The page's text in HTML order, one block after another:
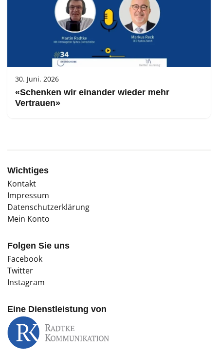
30. Juni. 2026
«Schenken wir einander wieder mehr
Vertrauen»
Wichtiges
Kontakt
Impressum
Datenschutzerklärung
Mein Konto
Folgen Sie uns
Facebook
Twitter
Instagram
Eine Dienstleistung von